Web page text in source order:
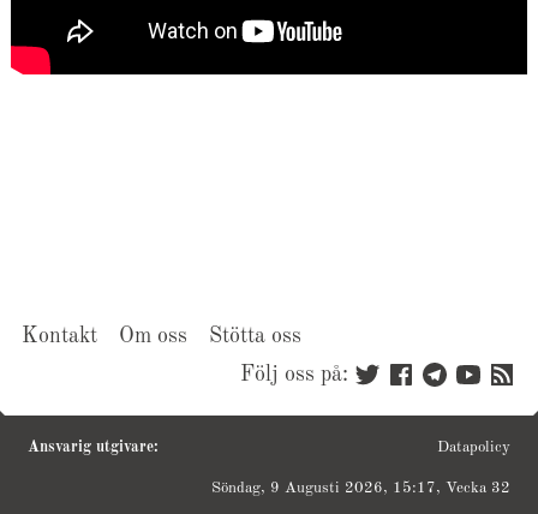
Kontakt Om oss
Stötta oss
Följ oss på:
Ansvarig utgivare: Datapolicy
Söndag, 9 Augusti 2026, 15:17, Vecka 32